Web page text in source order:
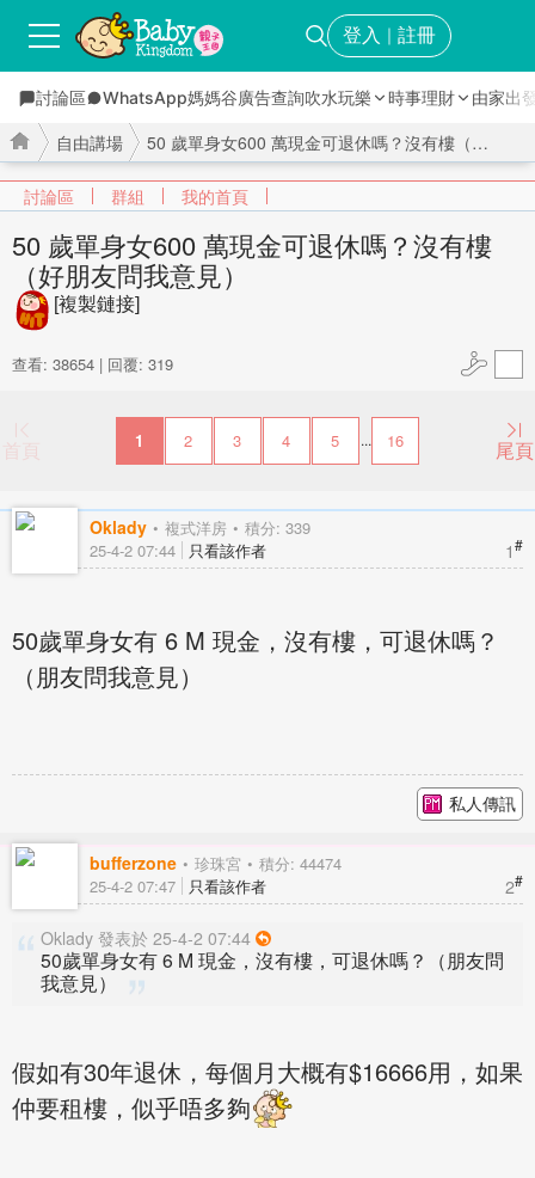
登入 ｜ 註冊
討論區 WhatsApp媽媽谷廣告查詢吹水玩樂 時事理財 由家出
討論區 群組 我的首頁
›
自由講場
›
50 歲單身女600 萬現金可退休嗎？沒有樓（好朋友問我意 ...
查看: 38654 | 回覆: 319
50 歲單身女600 萬現金可退休嗎？沒有樓
（好朋友問我意見）
[複製鏈接]
首頁 1 2 3 4 5 ... 16 尾頁
Oklady 複式洋房 積分: 339
1#
25-4-2 07:44 只看該作者
50歲單身女有 6 M 現金，沒有樓，可退休嗎？
（朋友問我意見）
私人傳訊
bufferzone 珍珠宮 積分: 44474
2#
25-4-2 07:47 只看該作者
Oklady 發表於 25-4-2 07:44
50歲單身女有 6 M 現金，沒有樓，可退休嗎？（朋友問
我意見）
假如有30年退休，每個月大概有$16666用，如果
仲要租樓，似乎唔多夠